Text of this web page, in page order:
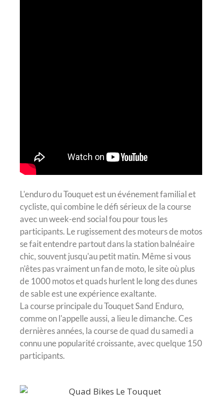
L'enduro du Touquet est un événement familial et
cycliste, qui combine le défi sérieux de la course
avec un week-end social fou pour tous les
participants. Le rugissement des moteurs de motos
se fait entendre partout dans la station balnéaire
chic, souvent jusqu'au petit matin. Même si vous
n'êtes pas vraiment un fan de moto, le site où plus
de 1000 motos et quads hurlent le long des dunes
de sable est une expérience exaltante.
La course principale du Touquet Sand Enduro,
comme on l'appelle aussi, a lieu le dimanche. Ces
dernières années, la course de quad du samedi a
connu une popularité croissante, avec quelque 150
participants.